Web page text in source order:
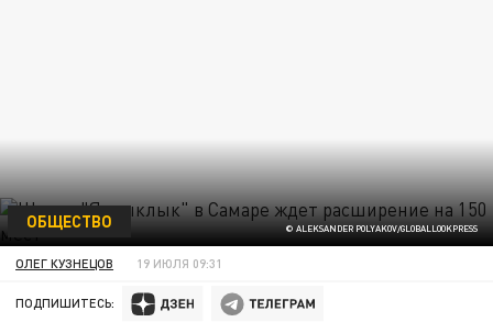
© ALEKSANDER POLYAKOV/GLOBALLOOKPRESS
ОБЩЕСТВО
ОЛЕГ КУЗНЕЦОВ 19 ИЮЛЯ 09:31
ПОДПИШИТЕСЬ: